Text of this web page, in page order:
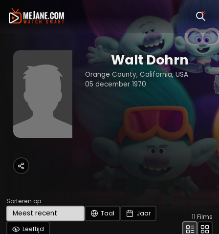
Walt Dohrn
Orange County, California, USA
05 december 1970
Sorteren op
Taal
Jaar
Leeftijd
11 Films